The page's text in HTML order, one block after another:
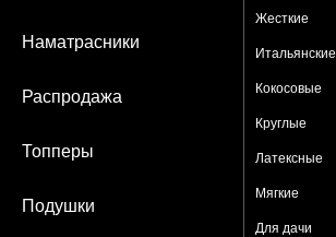
Жесткие
Итальянские
Кокосовые
Круглые
Латексные
Мягкие
Для дачи
Наматрасники
Распродажа
Топперы
Подушки